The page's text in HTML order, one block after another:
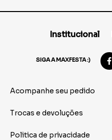
Institucional
SIGA A MAXFESTA :)
Acompanhe seu pedido
Trocas e devoluções
Politica de privacidade